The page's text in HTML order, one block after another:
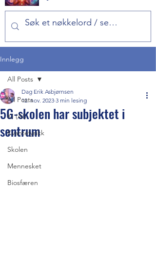
Innlegg
All Posts
KI (AI)
Kvantefysikk
Skolen
Mennesket
Biosfæren
All Posts
5G-skolen har subjektet i
sentrum
Dag Erik Asbjørnsen
12. nov. 2023 3 min lesing